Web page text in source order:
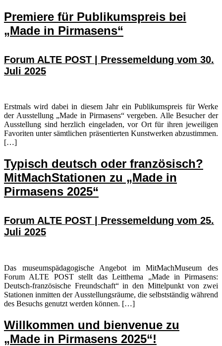
Premiere für Publikumspreis bei
„Made in Pirmasens“
Forum ALTE POST | Pressemeldung vom 30.
Juli 2025
Erstmals wird dabei in diesem Jahr ein Publikumspreis für Werke
der Ausstellung „Made in Pirmasens“ vergeben. Alle Besucher der
Ausstellung sind herzlich eingeladen, vor Ort für ihren jeweiligen
Favoriten unter sämtlichen präsentierten Kunstwerken abzustimmen.
[…]
Typisch deutsch oder französisch?
MitMachStationen zu „Made in
Pirmasens 2025“
Forum ALTE POST | Pressemeldung vom 25.
Juli 2025
Das museumspädagogische Angebot im MitMachMuseum des
Forum ALTE POST stellt das Leitthema „Made in Pirmasens:
Deutsch-französische Freundschaft“ in den Mittelpunkt von zwei
Stationen inmitten der Ausstellungsräume, die selbstständig während
des Besuchs genutzt werden können. […]
Willkommen und bienvenue zu
„Made in Pirmasens 2025“!